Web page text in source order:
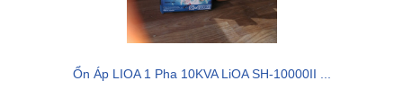
Ổn Áp LIOA 1 Pha 10KVA LiOA SH-10000II ...